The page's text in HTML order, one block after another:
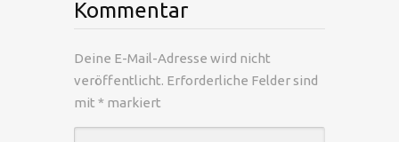
Kommentar
Deine E-Mail-Adresse wird nicht
veröffentlicht. Erforderliche Felder sind
mit * markiert